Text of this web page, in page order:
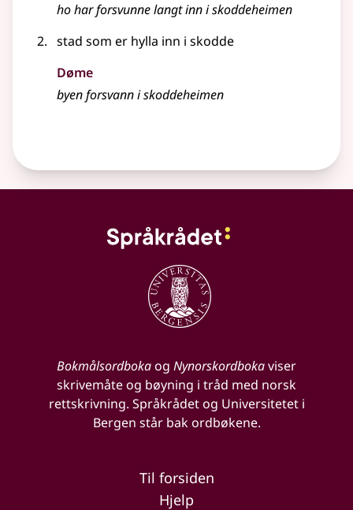
ho har forsvunne langt inn i skoddeheimen
stad som er hylla inn i skodde
Døme
byen forsvann i skoddeheimen
Bokmålsordbokaog Nynorskordbokaviser
skrivemåte og bøyning i tråd med norsk
rettskrivning. Språkrådet og Universitetet i
Bergen står bak ordbøkene.
Til forsiden
Hjelp